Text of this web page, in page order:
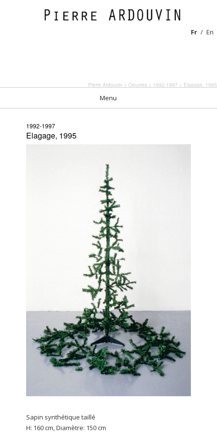
Fr En
Pierre Ardouvin > Oeuvres > 1992-1997 > Elagage, 1995
Menu
1992-1997
Elagage, 1995
Sapin synthétique taillé
H: 160 cm, Diamètre: 150 cm